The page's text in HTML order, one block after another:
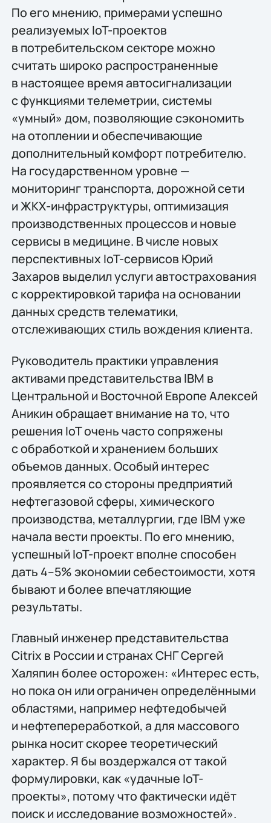
По его мнению, примерами успешно
реализуемых IoT-проектов
в потребительском секторе можно
считать широко распространенные
в настоящее время автосигнализации
с функциями телеметрии, системы
«умный» дом, позволяющие сэкономить
на отоплении и обеспечивающие
дополнительный комфорт потребителю.
На государственном уровне —
мониторинг транспорта, дорожной сети
и ЖКХ-инфраструктуры, оптимизация
производственных процессов и новые
сервисы в медицине. В числе новых
перспективных IoT-сервисов Юрий
Захаров выделил услуги автострахования
с корректировкой тарифа на основании
данных средств телематики,
отслеживающих стиль вождения клиента.
Руководитель практики управления
активами представительства IBM в
Центральной и Восточной Европе Алексей
Аникин обращает внимание на то, что
решения IoT очень часто сопряжены
с обработкой и хранением больших
объемов данных. Особый интерес
проявляется со стороны предприятий
нефтегазовой сферы, химического
производства, металлургии, где IBM уже
начала вести проекты. По его мнению,
успешный IoT-проект вполне способен
дать 4–5%экономии себестоимости, хотя
бывают и более впечатляющие
результаты.
Главный инженер представительства
Citrix в России и странах СНГ Сергей
Халяпин более осторожен: «Интерес есть,
но пока он или ограничен определёнными
областями, например нефтедобычей
и нефтепереработкой, а для массового
рынка носит скорее теоретический
характер. Я бы воздержался от такой
формулировки, как «удачные IoT-
проекты», потому что фактически идёт
поиск и исследование возможностей».